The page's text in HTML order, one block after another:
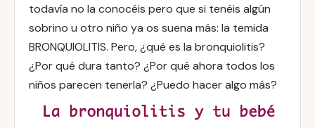
todavía no la conocéis pero que si tenéis algún
sobrino u otro niño ya os suena más: la temida
BRONQUIOLITIS. Pero, ¿qué es la bronquiolitis?
¿Por qué dura tanto? ¿Por qué ahora todos los
niños parecen tenerla? ¿Puedo hacer algo más?